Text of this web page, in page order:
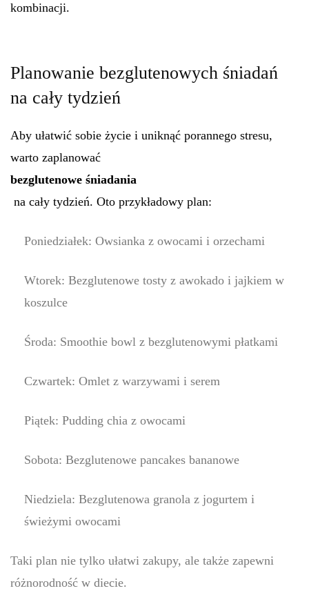
kombinacji.
Planowanie bezglutenowych śniadań
na cały tydzień
Aby ułatwić sobie życie i uniknąć porannego stresu,
warto zaplanować
bezglutenowe śniadania
na cały tydzień. Oto przykładowy plan:
Poniedziałek: Owsianka z owocami i orzechami
Wtorek: Bezglutenowe tosty z awokado i jajkiem w
koszulce
Środa: Smoothie bowl z bezglutenowymi płatkami
Czwartek: Omlet z warzywami i serem
Piątek: Pudding chia z owocami
Sobota: Bezglutenowe pancakes bananowe
Niedziela: Bezglutenowa granola z jogurtem i
świeżymi owocami
Taki plan nie tylko ułatwi zakupy, ale także zapewni
różnorodność w diecie.